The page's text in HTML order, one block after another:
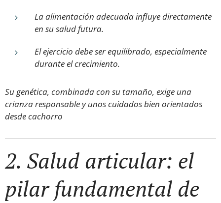
La alimentación adecuada influye directamente
en su salud futura.
El ejercicio debe ser equilibrado, especialmente
durante el crecimiento.
Su genética, combinada con su tamaño, exige una
crianza responsable y unos cuidados bien orientados
desde cachorro
2. Salud articular: el
pilar fundamental de